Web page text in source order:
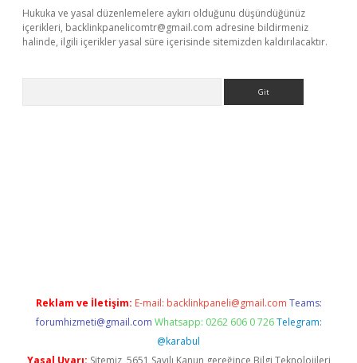
Hukuka ve yasal düzenlemelere aykırı olduğunu düşündüğünüz
içerikleri, backlinkpanelicomtr@gmail.com adresine bildirmeniz
halinde, ilgili içerikler yasal süre içerisinde sitemizden kaldırılacaktır.
Reklam ve İletişim: E-mail: backlinkpaneli@gmail.com Teams:
forumhizmeti@gmail.com Whatsapp: 0262 606 0 726 Telegram:
@karabul
Yasal Uyarı: Sitemiz, 5651 Sayılı Kanun gereğince Bilgi Teknolojileri